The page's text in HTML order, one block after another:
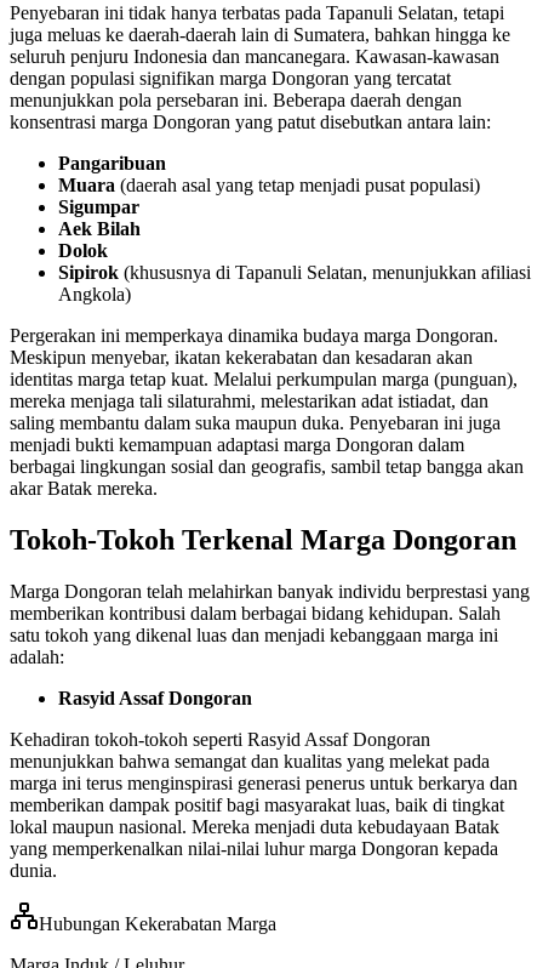
Penyebaran ini tidak hanya terbatas pada Tapanuli Selatan, tetapi
juga meluas ke daerah-daerah lain di Sumatera, bahkan hingga ke
seluruh penjuru Indonesia dan mancanegara. Kawasan-kawasan
dengan populasi signifikan marga Dongoran yang tercatat
menunjukkan pola persebaran ini. Beberapa daerah dengan
konsentrasi marga Dongoran yang patut disebutkan antara lain:
Pangaribuan
Muara (daerah asal yang tetap menjadi pusat populasi)
Sigumpar
Aek Bilah
Dolok
Sipirok (khususnya di Tapanuli Selatan, menunjukkan afiliasi
Angkola)
Pergerakan ini memperkaya dinamika budaya marga Dongoran.
Meskipun menyebar, ikatan kekerabatan dan kesadaran akan
identitas marga tetap kuat. Melalui perkumpulan marga (punguan),
mereka menjaga tali silaturahmi, melestarikan adat istiadat, dan
saling membantu dalam suka maupun duka. Penyebaran ini juga
menjadi bukti kemampuan adaptasi marga Dongoran dalam
berbagai lingkungan sosial dan geografis, sambil tetap bangga akan
akar Batak mereka.
Tokoh-Tokoh Terkenal Marga Dongoran
Marga Dongoran telah melahirkan banyak individu berprestasi yang
memberikan kontribusi dalam berbagai bidang kehidupan. Salah
satu tokoh yang dikenal luas dan menjadi kebanggaan marga ini
adalah:
Rasyid Assaf Dongoran
Kehadiran tokoh-tokoh seperti Rasyid Assaf Dongoran
menunjukkan bahwa semangat dan kualitas yang melekat pada
marga ini terus menginspirasi generasi penerus untuk berkarya dan
memberikan dampak positif bagi masyarakat luas, baik di tingkat
lokal maupun nasional. Mereka menjadi duta kebudayaan Batak
yang memperkenalkan nilai-nilai luhur marga Dongoran kepada
dunia.
Hubungan Kekerabatan Marga